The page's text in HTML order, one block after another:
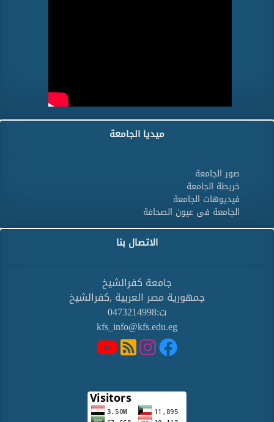
ميديا الجامعة
صور الجامعة
خريطة الجامعة
فيديوهات الجامعة
الجامعة فى عيون الصحافة
الاتصال بنا
جامعة كفرالشيخ
جمهورية مصر العربية ,كفرالشيخ
ت:0473214998
kfs_info@kfs.edu.eg